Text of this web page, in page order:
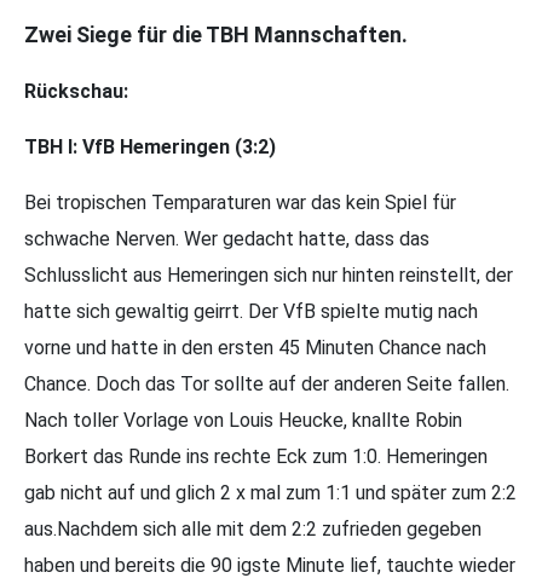
Zwei Siege für die TBH Mannschaften.
Rückschau:
TBH I: VfB Hemeringen (3:2)
Bei tropischen Temparaturen war das kein Spiel für
schwache Nerven. Wer gedacht hatte, dass das
Schlusslicht aus Hemeringen sich nur hinten reinstellt, der
hatte sich gewaltig geirrt. Der VfB spielte mutig nach
vorne und hatte in den ersten 45 Minuten Chance nach
Chance. Doch das Tor sollte auf der anderen Seite fallen.
Nach toller Vorlage von Louis Heucke, knallte Robin
Borkert das Runde ins rechte Eck zum 1:0. Hemeringen
gab nicht auf und glich 2 x mal zum 1:1 und später zum 2:2
aus.Nachdem sich alle mit dem 2:2 zufrieden gegeben
haben und bereits die 90 igste Minute lief, tauchte wieder